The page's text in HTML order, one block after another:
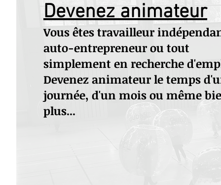
Devenez animateur
Vous êtes travailleur
auto-entrepreneur ou tout
simplement en recherche
Devenez animateur le temps
journée, d'un mois ou même
plus...